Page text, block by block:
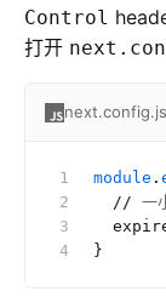
Control
打开
next.config.js
module .
  //
一
}